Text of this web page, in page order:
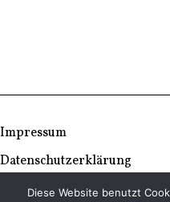
© Copyright 2026 | TC
Impressum
Datenschutzerklärung
Diese Website benutzt